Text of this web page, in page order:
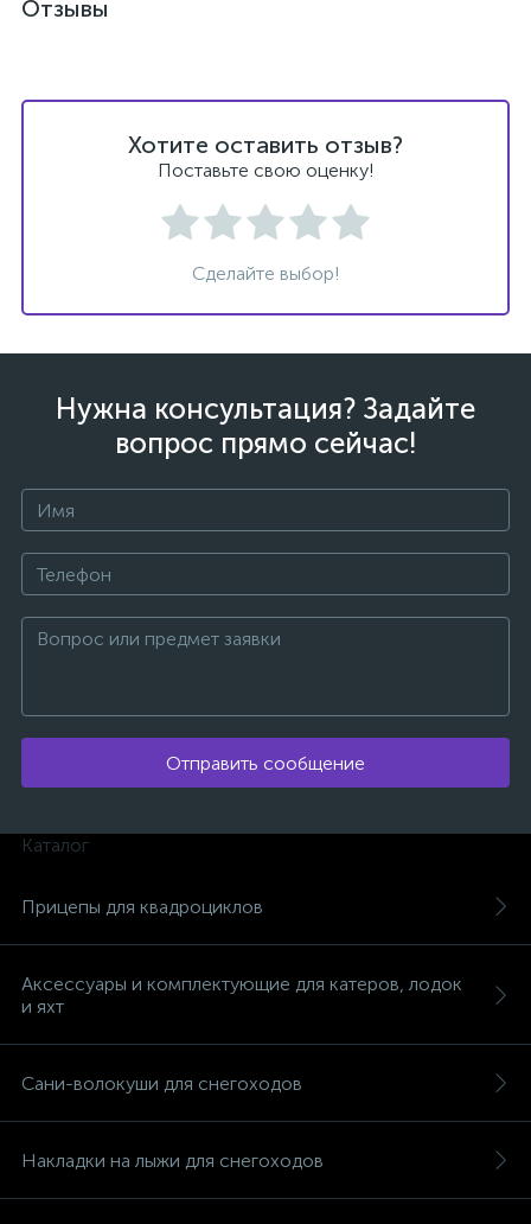
Отзывы
Хотите оставить отзыв?
Поставьте свою оценку!
Сделайте выбор!
Нужна консультация? Задайте
вопрос прямо сейчас!
Отправить сообщение
Каталог
Прицепы для квадроциклов
Аксессуары и комплектующие для катеров, лодок
и яхт
Сани-волокуши для снегоходов
Накладки на лыжи для снегоходов